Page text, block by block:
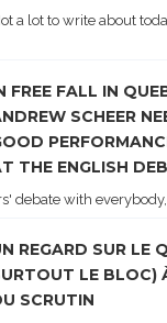
a lot to write about
FREE FALL IN
SCHEER
THE ENGLISH
debate with
REGARD SUR LE
LE BLOC)
SCRUTIN